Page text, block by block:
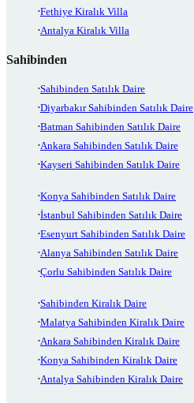
Fethiye Kiralık Villa
Antalya Kiralık Villa
Sahibinden
Sahibinden Satılık Daire
Diyarbakır Sahibinden Satılık Daire
Batman Sahibinden Satılık Daire
Ankara Sahibinden Satılık Daire
Kayseri Sahibinden Satılık Daire
Konya Sahibinden Satılık Daire
İstanbul Sahibinden Satılık Daire
Esenyurt Sahibinden Satılık Daire
Alanya Sahibinden Satılık Daire
Çorlu Sahibinden Satılık Daire
Sahibinden Kiralık Daire
Malatya Sahibinden Kiralık Daire
Ankara Sahibinden Kiralık Daire
Konya Sahibinden Kiralık Daire
Antalya Sahibinden Kiralık Daire